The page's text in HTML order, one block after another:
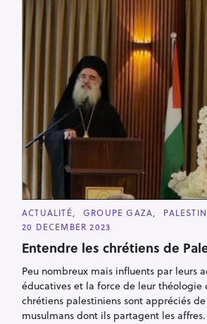
C
T
G
R
I
E
ACTUALITÉ GROUPE GAZA
20 DECEMBER 2023
Entendre les chrétiens de
Peu nombreux mais influents par leurs
éducatives et la force de leur
chrétiens palestiniens sont appréciés
musulmans dont ils partagent les